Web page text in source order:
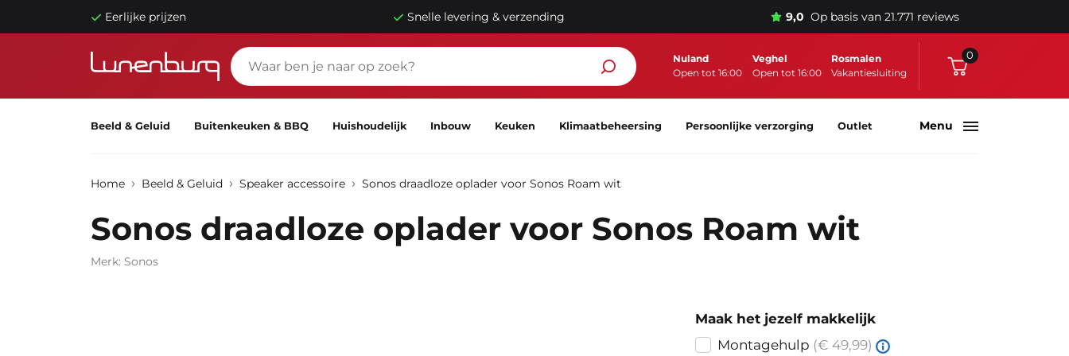
Eerlijke prijzen Snelle levering & verzending 9,0 Op basis van 21.771 reviews
Nuland
Open tot 16:00
Veghel
Open tot 16:00
Rosmalen
Vakantiesluiting
0
Beeld & Geluid Buitenkeuken & BBQ Huishoudelijk Inbouw Keuken Klimaatbeheersing Persoonlijke verzorging Outlet Menu
Home Beeld & Geluid Speaker accessoire Sonos draadloze oplader voor Sonos Roam wit
Sonos draadloze oplader voor Sonos Roam wit
Merk: Sonos
Maak het jezelf makkelijk
Montagehulp (€ 49,99)